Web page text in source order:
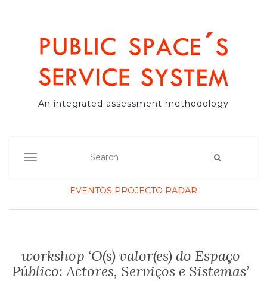
An integrated assessment methodology
TOGGLE NAVIGATION
EVENTOS PROJECTO RADAR
workshop ‘O(s) valor(es) do Espaço
Público: Actores, Serviços e Sistemas’